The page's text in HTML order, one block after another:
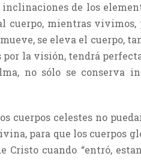
de los
mientras vivimos,
se eleva el cuerpo,
por la visión, tendrá
no sólo se conserva
cuerpos celestes no
para que los cuerpos
cuando “entró,